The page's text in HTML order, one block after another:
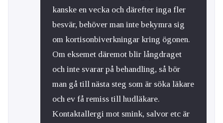
kanske en vecka och därefter inga fler
besvär, behöver man inte bekymra sig
om kortisonbiverkningar kring ögonen.
Om eksemet däremot blir långdraget
och inte svarar på behandling, så bör
man gå till nästa steg som är söka läkare
och ev få remiss till hudläkare.
Kontaktallergi mot smink, salvor etc är